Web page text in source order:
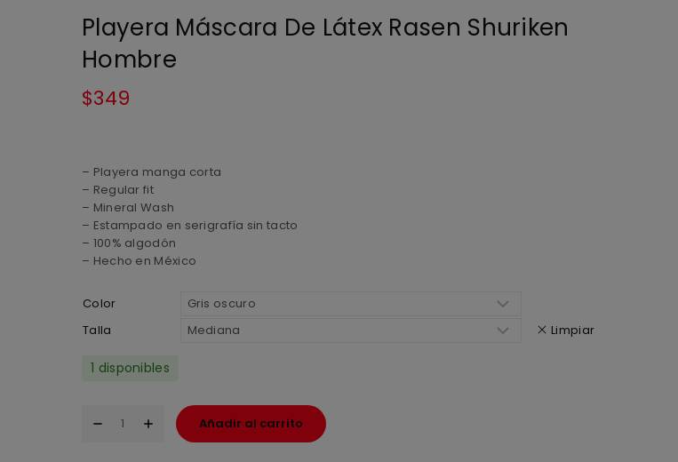
Playera Máscara De Látex Rasen Shuriken
Hombre
$349
– Playera manga corta
– Regular fit
– Mineral Wash
– Estampado en serigrafía sin tacto
– 100% algodón
– Hecho en México
Color
Talla
Limpiar
1 disponibles
Añadir al carrito